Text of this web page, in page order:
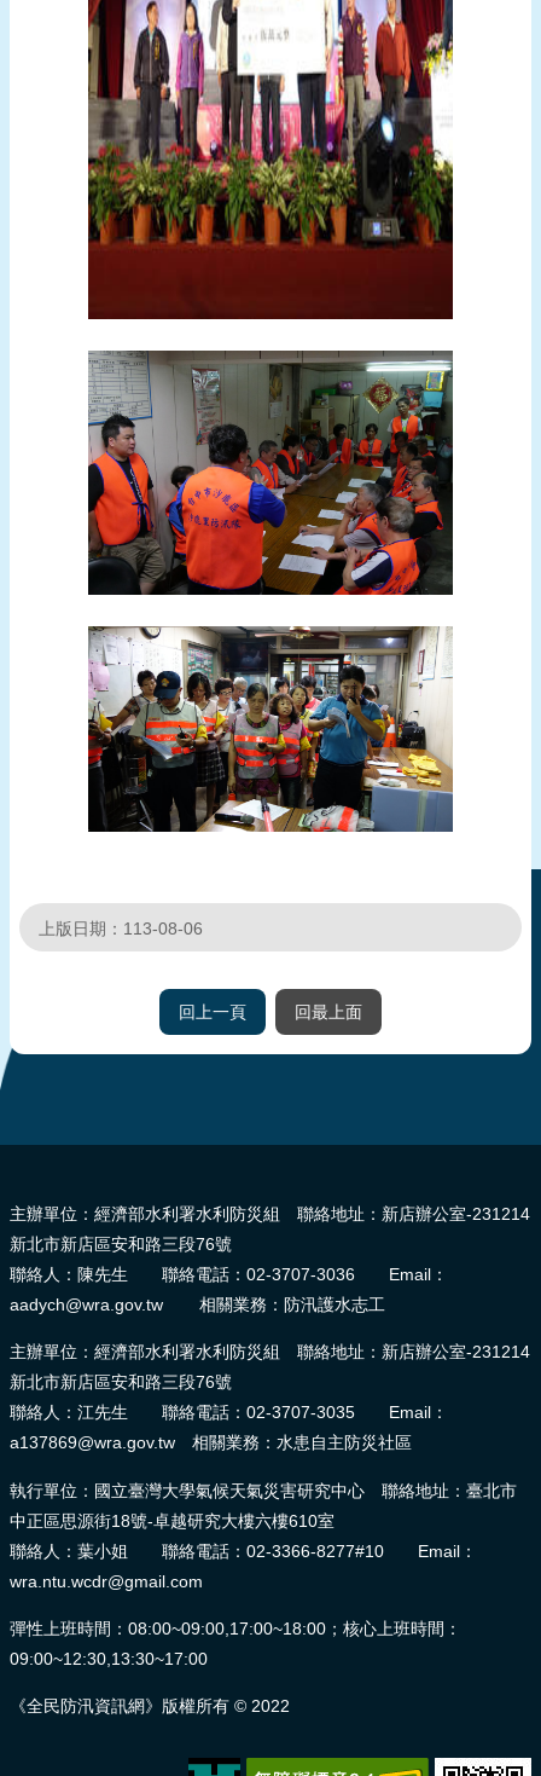
上版日期：113-08-06
回上一頁 回最上面
主辦單位：經濟部水利署水利防災組 聯絡地址：新店辦公室-231214
新北市新店區安和路三段76號
聯絡人：陳先生 聯絡電話：02-3707-3036 Email：
aadych@wra.gov.tw 相關業務：防汛護水志工
主辦單位：經濟部水利署水利防災組 聯絡地址：新店辦公室-231214
新北市新店區安和路三段76號
聯絡人：江先生 聯絡電話：02-3707-3035 Email：
a137869@wra.gov.tw 相關業務：水患自主防災社區
執行單位：國立臺灣大學氣候天氣災害研究中心 聯絡地址：臺北市
中正區思源街18號-卓越研究大樓六樓610室
聯絡人：葉小姐 聯絡電話：02-3366-8277#10 Email：
wra.ntu.wcdr@gmail.com
彈性上班時間：08:00~09:00,17:00~18:00；核心上班時間：
09:00~12:30,13:30~17:00
《全民防汛資訊網》版權所有 © 2022